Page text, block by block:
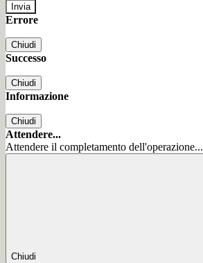
Errore
Chiudi
Successo
Chiudi
Informazione
Chiudi
Attendere...
Attendere il completamento dell'operazione...
Chiudi